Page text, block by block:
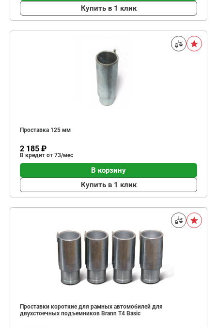
Купить в 1 клик
Проставка 125 мм
2 185 ₽
В кредит от 73/мес
В корзину
Купить в 1 клик
Проставки короткие для рамных автомобилей для
двухстоечных подъемников Brann T4 Basic